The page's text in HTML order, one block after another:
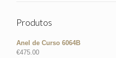
Produtos
Anel de Curso 6064B
€475.00